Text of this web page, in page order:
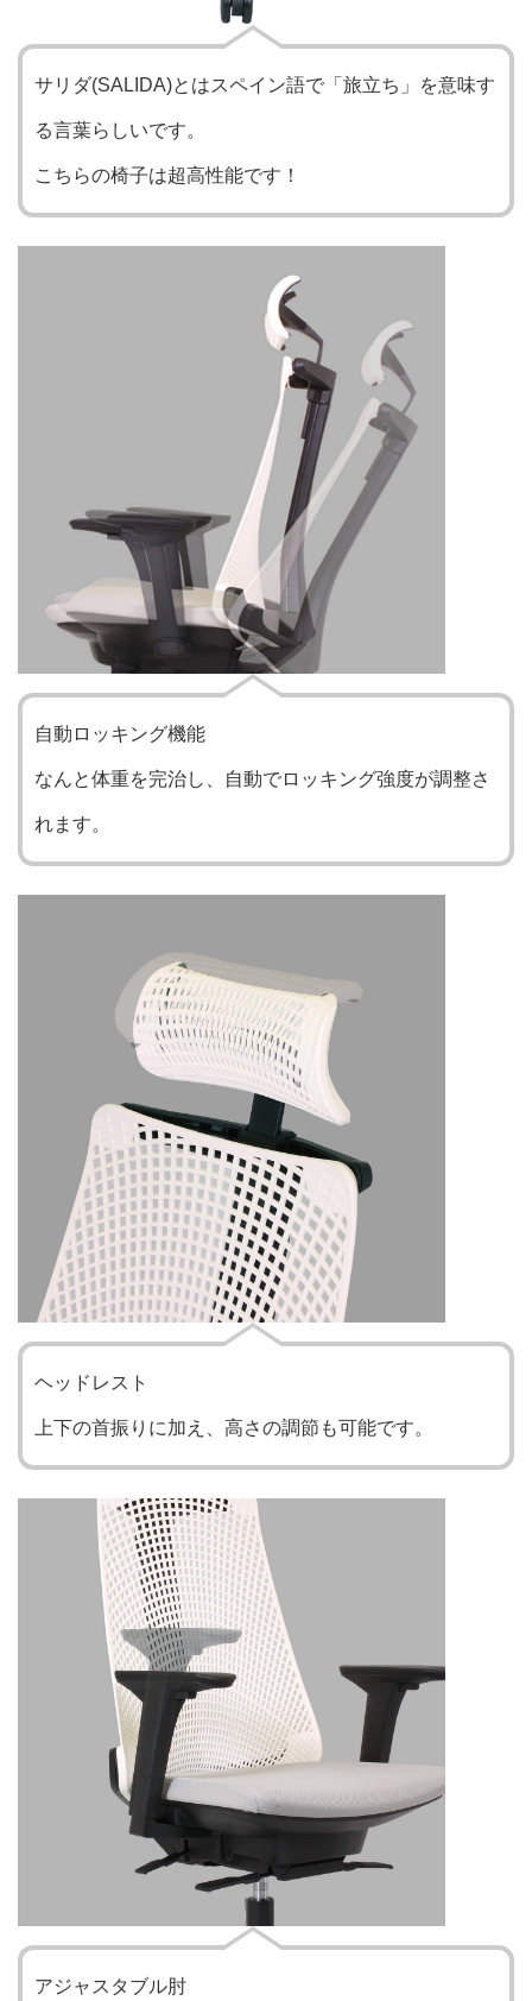
サリダ(SALIDA)とはスペイン語で「旅立ち」を意味す
る言葉らしいです。
こちらの椅子は超高性能です！
自動ロッキング機能
なんと体重を完治し、自動でロッキング強度が調整さ
れます。
ヘッドレスト
上下の首振りに加え、高さの調節も可能です。
アジャスタブル肘